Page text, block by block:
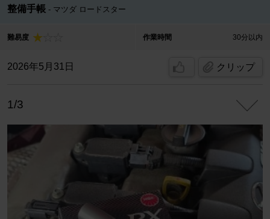
整備手帳 マツダ ロードスター
難易度 作業時間 30分以内
2026年5月31日 クリップ
1/3